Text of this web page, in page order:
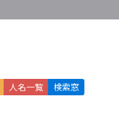
人名一覧 検索窓